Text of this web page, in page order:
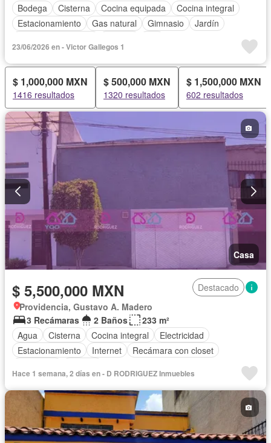
Bodega
Cisterna Cocina equipada
Cocina integral
Estacionamiento
Gas natural Gimnasio
Jardín
Parcialmente amueblado
23/06/2026 en - Victor Gallegos 1
$ 1,000,000 MXN
1416 resultados
$ 500,000 MXN
1320 resultados
$ 1,500,000 MXN
602 resultados
Casa
$ 5,500,000 MXN
Destacado
Providencia, Gustavo A. Madero
3 Recámaras
2 Baños
233 m²
Agua
Cisterna Cocina integral
Electricidad
Estacionamiento
Internet
Recámara con closet
Hace 1 semana, 2 días en - D RODRIGUEZ Inmuebles